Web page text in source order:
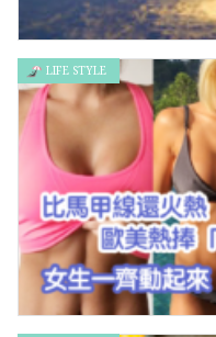
冬季特輯：聖誕主題大集合
LIFE STYLE